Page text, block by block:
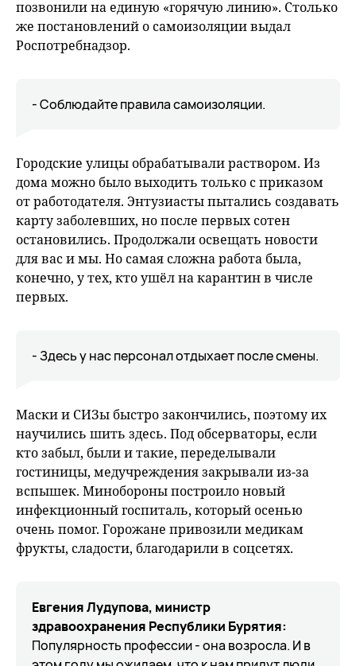
позвонили на единую «горячую линию». Столько
же постановлений о самоизоляции выдал
Роспотребнадзор.
- Соблюдайте правила самоизоляции.
Городские улицы обрабатывали раствором. Из
дома можно было выходить только с приказом
от работодателя. Энтузиасты пытались создавать
карту заболевших, но после первых сотен
остановились. Продолжали освещать новости
для вас и мы. Но самая сложна работа была,
конечно, у тех, кто ушёл на карантин в числе
первых.
- Здесь у нас персонал отдыхает после смены.
Маски и СИЗы быстро закончились, поэтому их
научились шить здесь. Под обсерваторы, если
кто забыл, были и такие, переделывали
гостиницы, медучреждения закрывали из-за
вспышек. Минобороны построило новый
инфекционный госпиталь, который осенью
очень помог. Горожане привозили медикам
фрукты, сладости, благодарили в соцсетях.
Евгения Лудупова, министр
здравоохранения Республики Бурятия:
Популярность профессии - она возросла. И в